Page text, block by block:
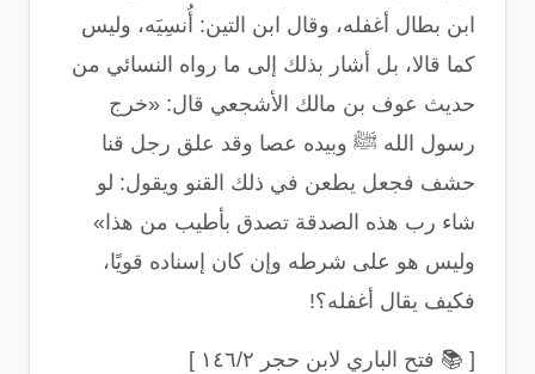
ابن بطال أغفله، وقال ابن التين: أُنسِيَه، وليس
كما قالا، بل أشار بذلك إلى ما رواه النسائي من
حديث عوف بن مالك الأشجعي قال: «خرج
رسول الله ﷺ وبيده عصا وقد علق رجل قنا
حشف فجعل يطعن في ذلك القنو ويقول: لو
شاء رب هذه الصدقة تصدق بأطيب من هذا»
وليس هو على شرطه وإن كان إسناده قويًا،
فكيف يقال أغفله؟!
[
📚 فتح الباري لابن حجر ١٤٦/٢ ]